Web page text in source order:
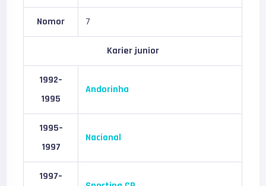
Nomor 7
Karier junior
1992–
1995
Andorinha
1995–
1997
Nacional
1997–